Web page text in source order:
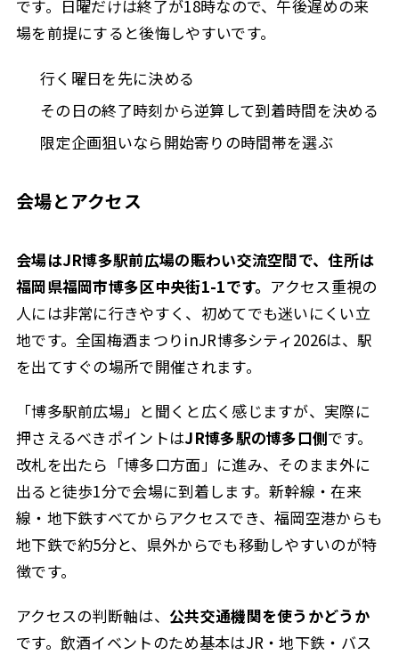
です。日曜だけは終了が18時なので、午後遅めの来
場を前提にすると後悔しやすいです。
行く曜日を先に決める
その日の終了時刻から逆算して到着時間を決める
限定企画狙いなら開始寄りの時間帯を選ぶ
会場とアクセス
会場はJR博多駅前広場の賑わい交流空間で、住所は
福岡県福岡市博多区中央街1-1です。 アクセス重視の
人には非常に行きやすく、初めてでも迷いにくい立
地です。全国梅酒まつりinJR博多シティ2026は、駅
を出てすぐの場所で開催されます。
「博多駅前広場」と聞くと広く感じますが、実際に
押さえるべきポイントはJR博多駅の博多口側です。
改札を出たら「博多口方面」に進み、そのまま外に
出ると徒歩1分で会場に到着します。新幹線・在来
線・地下鉄すべてからアクセスでき、福岡空港からも
地下鉄で約5分と、県外からでも移動しやすいのが特
徴です。
アクセスの判断軸は、 公共交通機関を使うかどうか
です。飲酒イベントのため基本はJR・地下鉄・バス